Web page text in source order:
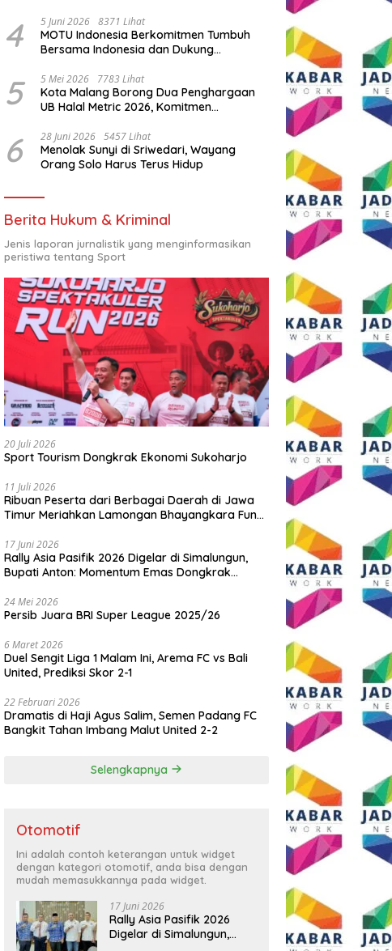
4 5 Juni 2026 8371 Lihat
MOTU Indonesia Berkomitmen Tumbuh
Bersama Indonesia dan Dukung
5 5 Mei 2026 7783 Lihat
Kota Malang Borong Dua Penghargaan
UB Halal Metric 2026, Komitmen
6 28 Juni 2026 5457 Lihat
Menolak Sunyi di Sriwedari, Wayang
Orang Solo Harus Terus Hidup
Berita Hukum & Kriminal
Jenis laporan jurnalistik yang menginformasikan
peristiwa tentang Sport
20 Juli 2026
Sport Tourism Dongkrak Ekonomi Sukoharjo
11 Juli 2026
Ribuan Peserta dari Berbagai Daerah di Jawa
Timur Meriahkan Lamongan Bhayangkara Fun
17 Juni 2026
Rally Asia Pasifik 2026 Digelar di Simalungun,
Bupati Anton: Momentum Emas Dongkrak
24 Mei 2026
Persib Juara BRI Super League 2025/26
6 Maret 2026
Duel Sengit Liga 1 Malam Ini, Arema FC vs Bali
United, Prediksi Skor 2-1
22 Februari 2026
Dramatis di Haji Agus Salim, Semen Padang FC
Bangkit Tahan Imbang Malut United 2-2
Selengkapnya
Otomotif
Ini adalah contoh keterangan untuk widget
dengan kategori otomotif, anda bisa dengan
mudah memasukkannya pada widget.
17 Juni 2026
Rally Asia Pasifik 2026
Digelar di Simalungun,